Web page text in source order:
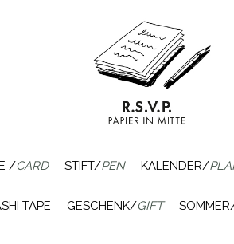
/CARD STIFT/PEN KALENDER/
TAPE GESCHENK/GIFT